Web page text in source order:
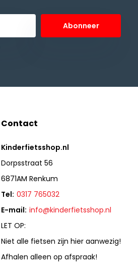
Abonneer
Contact
Kinderfietsshop.nl
Dorpsstraat 56
6871AM Renkum
Tel: 0317 765032
E-mail: info@kinderfietsshop.nl
LET OP:
Niet alle fietsen zijn hier aanwezig!
Afhalen alleen op afspraak!